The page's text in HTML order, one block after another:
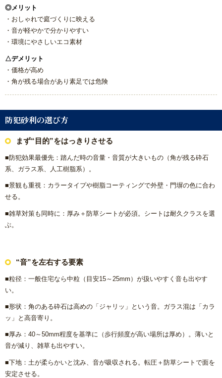
激安！プチリフォーム
会社概要
キャンペーン商品
福岡でリフォーム協力業者を募集しています！
ン対応
NEWS & TOPICS
リフォームコラム
施工事例
◎メリット
・おしゃれで庭づくりに映える
・音が軽やかで分かりやすい
・環境にやさしいエコ素材
△デメリット
・価格が高め
・角が残る場合があり素足では危険
防犯砂利の選び方
まず“目的”をはっきりさせる
■防犯効果最優先：踏んだ時の音量・音質が大きいもの（角が残る砕石
系、ガラス系、人工樹脂系）。
■景観も重視：カラータイプや樹脂コーティングで外壁・門塀の色に合わ
せる。
■雑草対策も同時に：厚み＋防草シートが必須。シートは耐久クラスを選
ぶ。
“音”を左右する要素
■粒径：一般住宅なら中粒（目安15～25mm）が扱いやすく音も出やす
い。
■形状：角のある砕石は高めの「ジャリッ」という音。ガラス混は「カラ
ッ」と高音寄り。
■厚み：40～50mm程度を基準に（歩行頻度が高い場所は厚め）。薄いと
音が減り、雑草も出やすい。
■下地：土が柔らかいと沈み、音が吸収される。転圧＋防草シートで面を
安定させる。